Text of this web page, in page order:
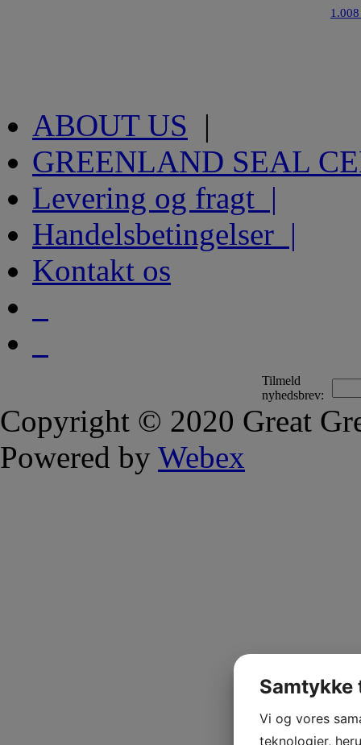
ABOUT US |
GREENLAND SEAL
Levering og fragt |
Handelsbetingelser |
Kontakt os
Tilmeld
nyhedsbrev:
Copyright © 2020 Great
Powered by Webex
Vi og vores
teknologier,